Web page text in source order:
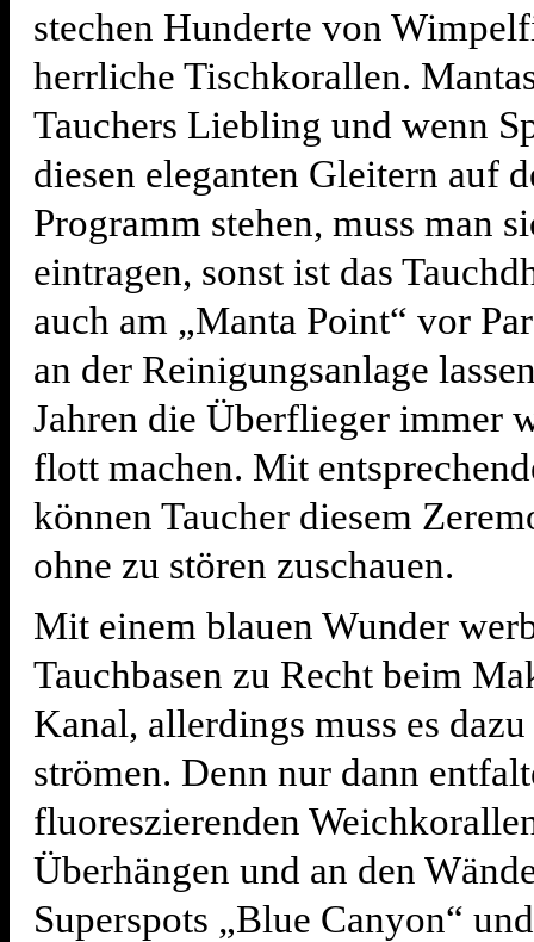
stechen Hunderte von
herrliche Tischkorallen.
Tauchers Liebling und wenn
diesen eleganten Gleitern auf
Programm stehen, muss man
eintragen, sonst ist das
auch am „Manta Point“ vor
an der Reinigungsanlage
Jahren die Überflieger immer
flott machen. Mit
können Taucher diesem
ohne zu stören zuschauen.
Mit einem blauen Wunder
Tauchbasen zu Recht beim
Kanal, allerdings muss es
strömen. Denn nur dann
fluoreszierenden
Überhängen und an den
Superspots „Blue Canyon“